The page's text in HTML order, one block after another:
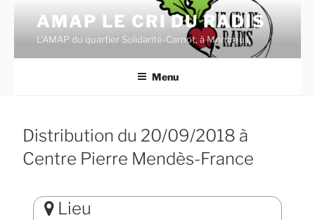
contenu
principal
AMAP LE CRI DU RADIS
L'AMAP du quartier Solidarité-Carnot, à Montreuil.
Menu
Distribution du 20/09/2018 à
Centre Pierre Mendès-France
Lieu